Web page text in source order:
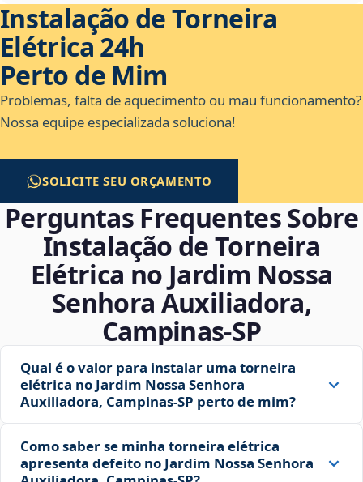
Instalação de Torneira
Elétrica 24h
Perto de Mim
Problemas, falta de aquecimento ou mau funcionamento?
Nossa equipe especializada soluciona!
SOLICITE SEU ORÇAMENTO
Perguntas Frequentes Sobre
Instalação de Torneira
Elétrica no Jardim Nossa
Senhora Auxiliadora,
Campinas‑SP
Qual é o valor para instalar uma torneira
elétrica no Jardim Nossa Senhora
Auxiliadora, Campinas‑SP perto de mim?
Como saber se minha torneira elétrica
apresenta defeito no Jardim Nossa Senhora